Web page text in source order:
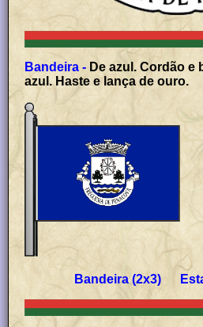
Bandeira - De azul. Cordão e
azul. Haste e lança de ouro.
Bandeira (2x3)